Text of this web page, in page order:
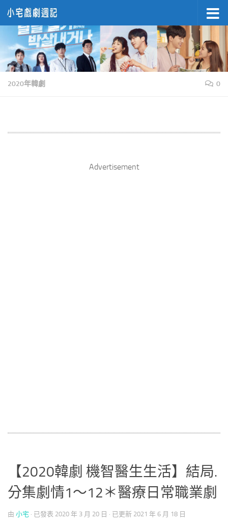
Skip to content
2020年韓劇 0
Advertisement
【2020韓劇 機智醫生生活】結局.
分集劇情1～12＊醫療日常職業劇
由 小宅 · 已發表 2020 年 3 月 20 日 · 已更新 2021 年 6 月 18 日